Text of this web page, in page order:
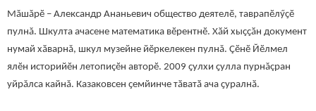
Мăшăрӗ – Александр Ананьевич общество деятелӗ, таврапӗлӳҫӗ
пулнă. Шкулта ачасене математика вӗрентнӗ. Хӑй хыҫҫӑн документ
нумай хӑварнă, шкул музейне йӗркелекен пулнă. Çӗнӗ Йӗлмел
ялӗн историйӗн летопиçӗн авторӗ. 2009 ҫулхи ҫулла пурнăçран
уйрăлса кайнă. Казаковсен ҫемйинче тӑватӑ ача ҫуралнӑ.